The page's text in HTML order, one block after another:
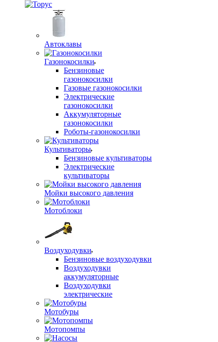
Автоклавы
Газонокосилки
Бензиновые
газонокосилки
Газовые газонокосилки
Электрические
газонокосилки
Аккумуляторные
газонокосилки
Роботы-газонокосилки
Культиваторы
Бензиновые культиваторы
Электрические
культиваторы
Мойки высокого давления
Мотоблоки
Воздуходувки
Бензиновые воздуходувки
Воздуходувки
аккумуляторные
Воздуходувки
электрические
Мотобуры
Мотопомпы